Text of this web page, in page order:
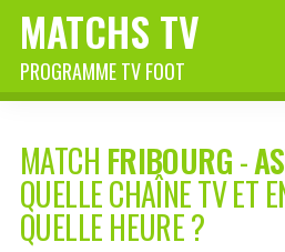
MATCHS TV
PROGRAMME TV FOOT
MATCH FRIBOURG-
QUELLE CHAÎNE TV ET
QUELLE HEURE ?